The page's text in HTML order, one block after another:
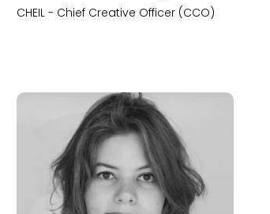
CHEIL - Chief Creative Officer (CCO)